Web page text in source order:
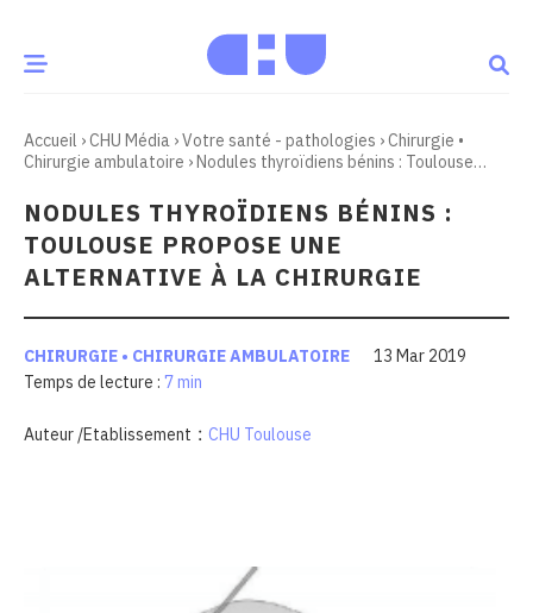
MOMENT
Innovation
& patrimoine Patient
nous
ce qu’un CHU ?
Accueil ›CHU Média ›Votre santé - pathologies ›Chirurgie •
Chirurgie ambulatoire ›Nodules thyroïdiens bénins : Toulouse
NODULES THYROÏDIENS BÉNINS :
TOULOUSE PROPOSE UNE
ALTERNATIVE À LA CHIRURGIE
CHIRURGIE • CHIRURGIE AMBULATOIRE
13 Mar 2019
7 min
Auteur /Etablissement : CHU Toulouse